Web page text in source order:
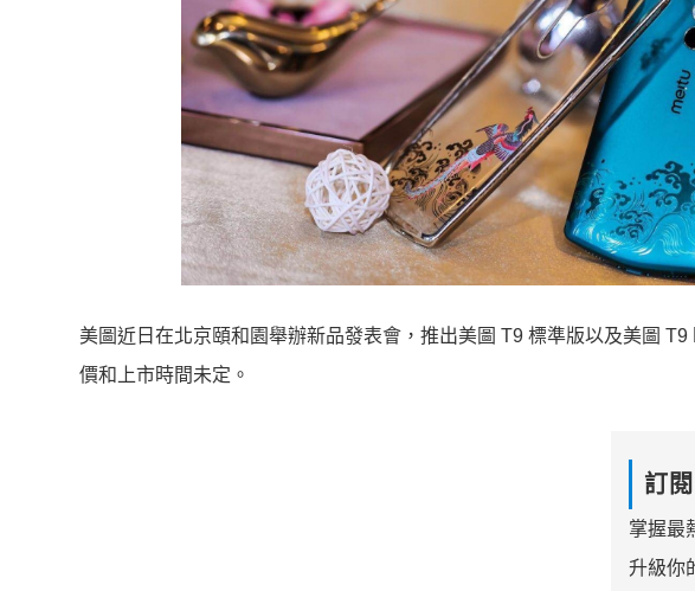
美圖近日在北京頤和園舉辦新品發表會，推出美圖 T9 標準版以及美圖
價和上市時間未定。
訂
掌握最
升級你